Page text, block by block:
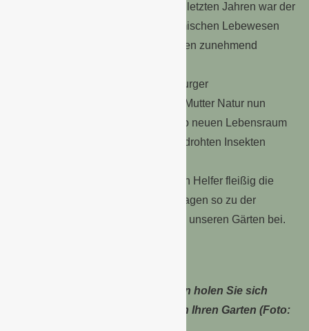
Mangelernährung im Fokus. In den letzten Jahren war der
Tisch für die uns so vertrauten heimischen Lebewesen
aus den unterschiedlichsten Gründen zunehmend
Mit den neu entwickelten Quedlinburger
Saatgutmischungen kann man der Mutter Natur nun
etwas unter die Arme greifen und so neuen Lebensraum
für die zum Teil vom Aussterben bedrohten Insekten
Im Gegenzug bestäuben die kleinen Helfer fleißig die
vielen verschiedenen Blüten und tragen so zu der
Artenvielfalt und dem Ernteertrag in unseren Gärten bei.
Mit diesen smarten Neuprodukten holen Sie sich
Insekten und Singvögel zurück in Ihren Garten (Foto: